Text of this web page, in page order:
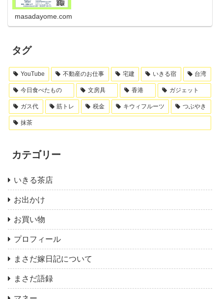
masadayome.com
タグ
YouTube 不動産のお仕事 宅建 いきる宿 台湾
今日食べたもの 文房具 香港 ガジェット
ガス代 筋トレ 税金 キウィフルーツ つぶやき
抹茶
カテゴリー
いきる茶店
お出かけ
お買い物
プロフィール
まさだ嫁日記について
まさだ語録